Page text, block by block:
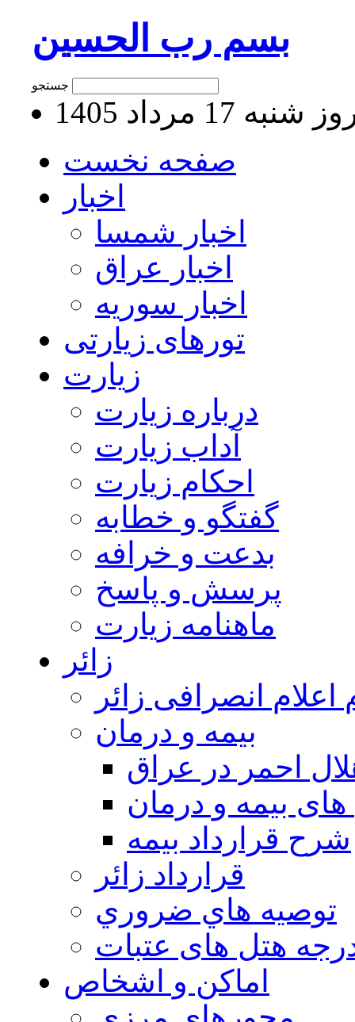
بسم رب الحسین
17 مرداد 1405
صفحه نخست
اخبار
اخبار شمسا
اخبار عراق
اخبار سوریه
تورهای زیارتی
زیارت
درباره زیارت
آداب زیارت
احکام زیارت
گفتگو و خطابه
بدعت و خرافه
پرسش و پاسخ
ماهنامه زیارت
زائر
اعلام انصرافی زائر
بيمه و درمان
احمر در عراق
بیمه و درمان
شرح قرارداد بیمه
قرارداد زائر
توصيه هاي ضروري
هتل های عتبات
اماکن و اشخاص